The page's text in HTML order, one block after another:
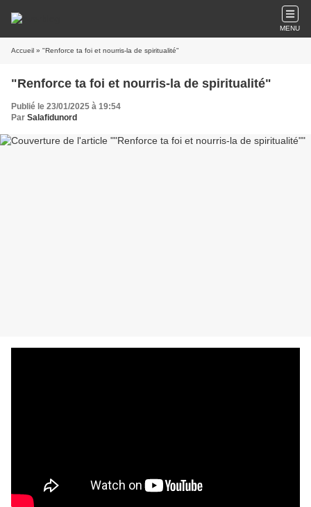
MENU
Accueil » "Renforce ta foi et nourris-la de spiritualité"
"Renforce ta foi et nourris-la de spiritualité"
Publié le 23/01/2025 à 19:54
Par Salafidunord